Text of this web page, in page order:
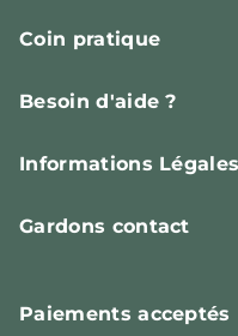
Coin pratique
Besoin d'aide ?
Informations Légales
Gardons contact
Paiementsacceptés